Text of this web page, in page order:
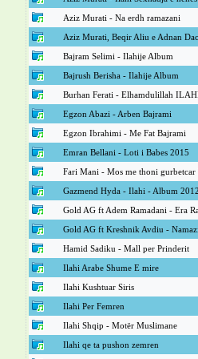
Aziz Murati - Na erdh ramazani
Aziz Murati, Beqir Aliu e Adnan
Bajram Selimi - Ilahije Album
Bajrush Berisha - Ilahije Album
Burhan Ferati - Elhamdulillah
Egzon Abazi - Arben Bajrami
Egzon Ibrahimi - Me Fat Bajrami
Emran Bellani - Loti i Babes 2015
Fari Mani - Mos me thoni
Gazmend Hyda - Ilahi - Album 2012
Gold AG ft Adem Ramadani - Era
Gold AG ft Kreshnik Avdiu - Namazi
Hamid Sadiku - Mall per Prinderit
Ilahi Arabe Shume E mire
Ilahi Kushtuar Siris
Ilahi Per Femren
Ilahi Shqip - Motër Muslimane
Ilahi qe ta pushon zemren